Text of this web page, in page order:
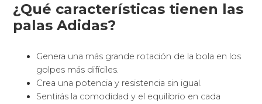
¿Qué características tienen las
palas Adidas?
Genera una más grande rotación de la bola en los
golpes más difíciles.
Crea una potencia y resistencia sin igual.
Sentirás la comodidad y el equilibrio en cada